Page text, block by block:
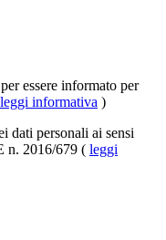
essere informato per
leggi informativa )
dati personali ai sensi
n. 2016/679 ( leggi